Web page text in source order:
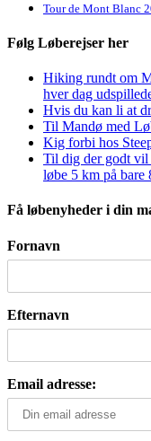
Tour de Mont Blanc
Følg Løberejser her
Hiking rundt om
hver dag
Hvis du kan li at
Til Mandø med
Kig forbi hos
Til dig der godt vil
løbe 5 km på bare
Få løbenyheder i din
Fornavn
Efternavn
Email adresse: